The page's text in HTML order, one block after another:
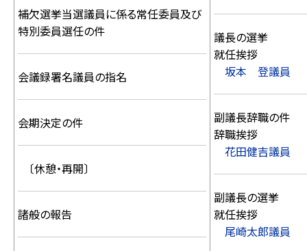
補欠選挙当選議員に係る常任委員及び
特別委員選任の件
会議録署名議員の指名
会期決定の件
〔休憩・再開〕
諸般の報告
議長の選挙
就任挨拶
坂本 登議員
副議長辞職の件
辞職挨拶
花田健吉議員
副議長の選挙
就任挨拶
尾崎太郎議員